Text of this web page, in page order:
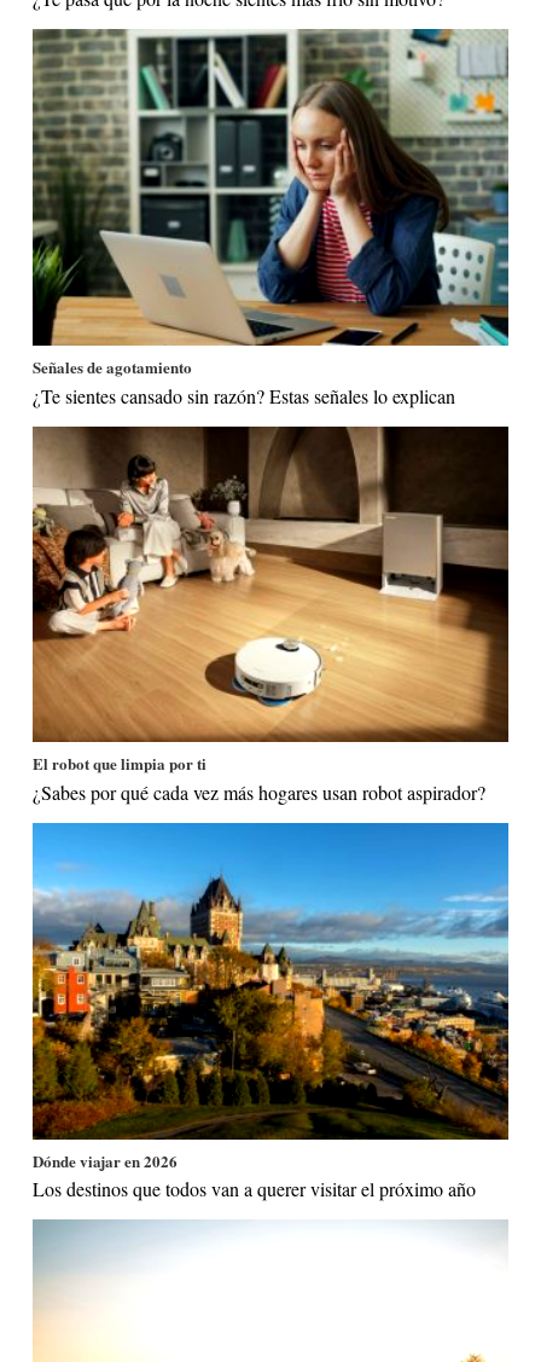
Señales de agotamiento
¿Te sientes cansado sin razón? Estas señales lo explican
El robot que limpia por ti
¿Sabes por qué cada vez más hogares usan robot aspirador?
Dónde viajar en 2026
Los destinos que todos van a querer visitar el próximo año